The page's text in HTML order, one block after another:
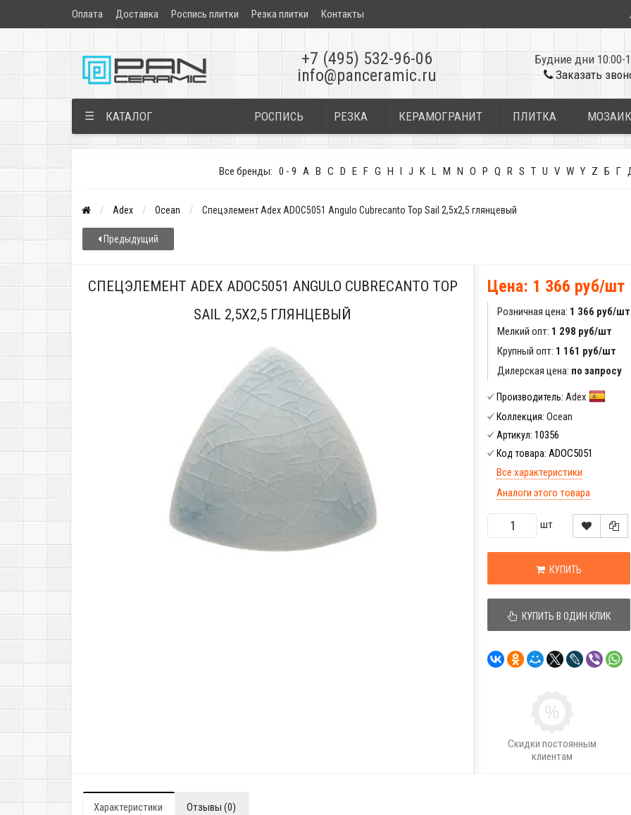
Оплата Доставка Роспись плитки Резка плитки Контакты
+7 (495) 532-96-06
info@panceramic.ru
Будние дни 10:00-
Заказать
☰ КАТАЛОГ РОСПИСЬ РЕЗКА КЕРАМОГРАНИТ ПЛИТКА
Все бренды: 0 - 9 A B C D E F G H I J K L M N O P Q R S T U V W Y Z Б Г
Adex Ocean Спецэлемент Adex ADOC5051 Angulo Cubrecanto Top Sail 2,5x2,5 глянцевый
Предыдущий
СПЕЦЭЛЕМЕНТ ADEX ADOC5051 ANGULO CUBRECANTO TOP
SAIL 2,5X2,5 ГЛЯНЦЕВЫЙ
Цена: 1 366 руб/шт
Розничная цена: 1 366 руб/шт
Мелкий опт: 1 298 руб/шт
Крупный опт: 1 161 руб/шт
Дилерская цена: по запросу
Производитель: Adex
Коллекция: Ocean
Артикул: 10356
Код товара: ADOC5051
Все характеристики
Аналоги этого товара
шт
КУПИТЬ
КУПИТЬ В ОДИН КЛИК
Скидки постоянным
клиентам
Характеристики Отзывы (0)